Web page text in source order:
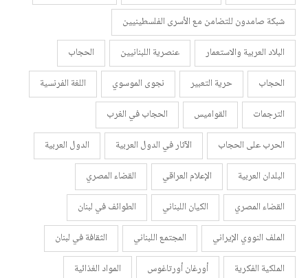
شبكة صامدون للتضامن مع الأسرى الفلسطينيين
البلاد العربية والاستعمار
عنصرية اللبنانيين
الحجاب
الحجاب
حرية التعبير نجوى الموسوي
اللغة الفرنسية
الترجمات
القواميس
الحجاب في الغرب
الحرب على الحجاب
الآثار في الدول العربية
الدول العربية
البلدان العربية
الإعلام العراقي
القضاء المصري
القضاء المصري
الكيان اللبناني
الطوائف في لبنان
الملف النووي الإيراني
المجتمع اللبناني
الثقافة في لبنان
الملكية الفكرية
أورغان أورتاغوس
المواد الغذائية